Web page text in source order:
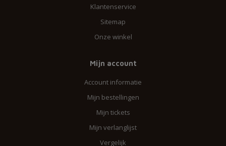
Klantenservice
Sitemap
Onze winkel
Mijn account
Account informatie
Mijn bestellingen
Mijn tickets
Mijn verlanglijst
Vergelijk